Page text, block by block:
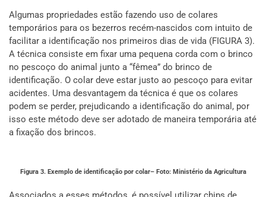
Algumas propriedades estão fazendo uso de colares
temporários para os bezerros recém-nascidos com intuito de
facilitar a identificação nos primeiros dias de vida (FIGURA 3).
A técnica consiste em fixar uma pequena corda com o brinco
no pescoço do animal junto a “fêmea” do brinco de
identificação. O colar deve estar justo ao pescoço para evitar
acidentes. Uma desvantagem da técnica é que os colares
podem se perder, prejudicando a identificação do animal, por
isso este método deve ser adotado de maneira temporária até
a fixação dos brincos.
Figura 3. Exemplo de identificação por colar– Foto: Ministério da Agricultura